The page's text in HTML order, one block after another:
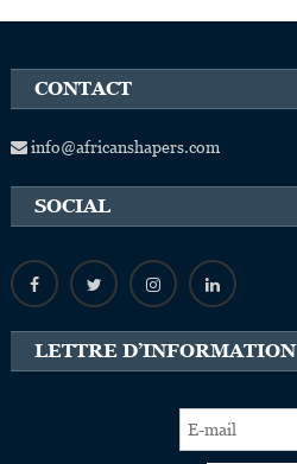
CONTACT
info@africanshapers.com
SOCIAL
LETTRE D’INFORMATION